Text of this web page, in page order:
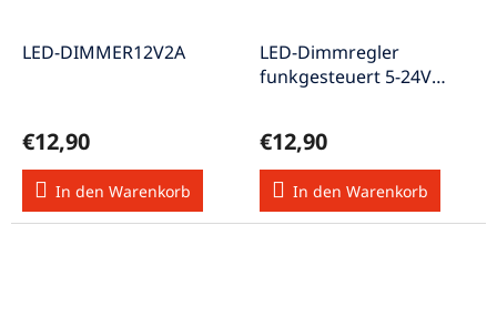
LED-DIMMER12V2A
€12,90
In den Warenkorb
LED-Dimmregler
funkgesteuert 5-24V
€12,90
In den Warenkorb